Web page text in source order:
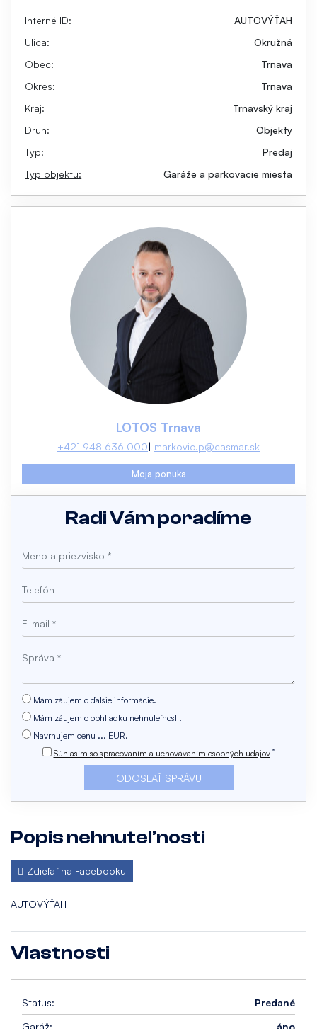
Popis nehnuteľnosti
Zdieľať na Facebooku
AUTOVÝŤAH
Vlastnosti
Status:
Predané
Interné ID:
AUTOVÝŤAH
Ulica:
Okružná
Obec:
Trnava
Okres:
Trnava
Kraj:
Trnavský kraj
Druh:
Objekty
Typ:
Predaj
Typ objektu:
Garáže a parkovacie miesta
LOTOS Trnava
+421 948 636 000 markovic.p@casmar.sk
Moja ponuka
Radi Vám poradíme
Mám záujem o ďalšie informácie.
Mám záujem o obhliadku nehnuteľnosti.
Navrhujem cenu ... EUR.
Súhlasím so spracovaním a uchovávaním osobných údajov *